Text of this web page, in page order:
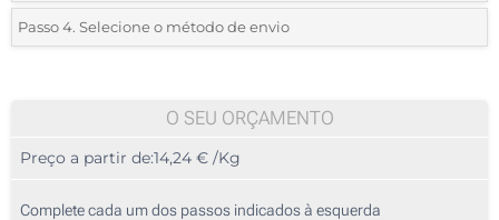
1 Cor (Embalagem)
3 Cores (Embalagem)
*Quantidade mínima:25
50 Kg
125 Kg
Passo 4. Selecione o método de envio
O SEU ORÇAMENTO
Preço a partir de:14,24 € /Kg
Complete cada um dos passos indicados à esquerda